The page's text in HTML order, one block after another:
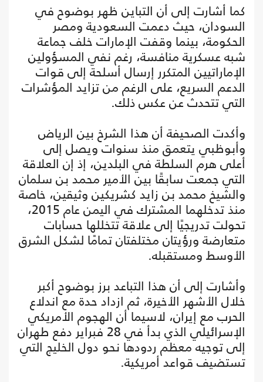
كما أشارت إلى أن التباين ظهر بوضوح في
السودان، حيث دعمت السعودية ومصر
الحكومة، بينما وقفت الإمارات خلف جماعة
شبه عسكرية منافسة، رغم نفي المسؤولين
الإماراتيين المتكرر إرسال أسلحة إلى قوات
الدعم السريع، على الرغم من تزايد المؤشرات
التي تتحدث عن عكس ذلك.
وأكدت الصحيفة أن هذا الشرخ بين الرياض
وأبوظبي يتعمق منذ سنوات ويصل إلى
أعلى هرم السلطة في البلدين، إذ إن العلاقة
التي جمعت سابقًا بين الأمير محمد بن سلمان
والشيخ محمد بن زايد كشريكين وثيقين، خاصة
منذ تدخلهما المشترك في اليمن عام 2015،
تحولت تدريجيًا إلى علاقة تتخللها حسابات
متعارضة ورؤيتان مختلفتان تمامًا لشكل الشرق
الأوسط ومستقبله.
وأشارت إلى أن هذا التباعد برز بوضوح أكبر
خلال الأشهر الأخيرة، ثم ازداد حدة مع اندلاع
الحرب مع إيران، لاسيما أن الهجوم الأمريكي
الإسرائيلي الذي بدأ في 28 فبراير دفع طهران
إلى توجيه معظم ردودها نحو دول الخليج التي
تستضيف قواعد أمريكية.